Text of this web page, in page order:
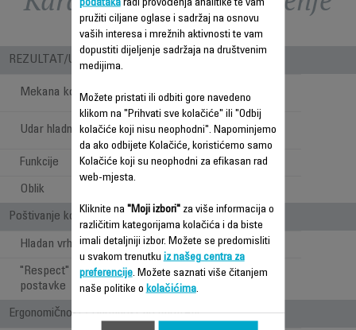
REZULTAT/UPOTREBA
Mekana kosa
upotrebe
Udar hladnog zraka
Nemogućnost
upotrebe
Funkcije
Lokne
Oblik
Poštivanje kose i ergonomičnost
Hladan vrh
"Respect" temperaturne
postavke
Nemogućnost
Ergonomičnost / Udobnost pri upotrebi
podatakaradi provođenja analitike te vam
pružiti ciljane oglase i sadržaj na osnovu
vaših interesa i mrežnih aktivnosti te vam
dopustiti dijeljenje sadržaja na društvenim
medijima.
Možete pristati ili odbiti gore navedeno
klikom na "Prihvati sve kolačiće" ili "Odbij
kolačiće koji nisu neophodni". Napominjemo
da ako odbijete Kolačiće, koristićemo samo
Kolačiće koji su neophodni za efikasan rad
web-mjesta.
Kliknite na "Moji izbori"za više informacija o
različitim kategorijama kolačića i da biste
imali detaljniji izbor. Možete se predomisliti
u svakom trenutku iz našeg centra za
preferencije. Možete saznati više čitanjem
naše politike o kolačićima.